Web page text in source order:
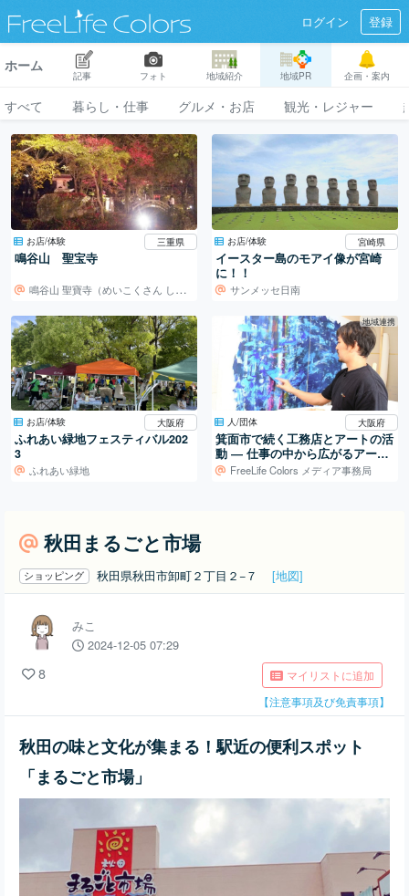
ログイン 登録
ホーム
記事 フォト 地域紹介 地域PR 企画・案内
すべて 暮らし・仕事 グルメ・お店 観光・レジャー
お店/体験 三重県
鳴谷山 聖宝寺
鳴谷山 聖寶寺（めいこくさん しょうぼうじ）
お店/体験 宮崎県
イースター島のモアイ像が宮崎
に！！
サンメッセ日南
お店/体験 大阪府
ふれあい緑地フェスティバル202
3
ふれあい緑地
地域連携
人/団体 大阪府
箕面市で続く工務店とアートの活
動 ― 仕事の中から広がるアート
制作FreeLife Colors メディア事務局
秋田まるごと市場
ショッピング 秋田県秋田市卸町２丁目２−７ [地図]
みこ
2024-12-05 07:29
8
マイリストに追加
【注意事項及び免責事項】
秋田の味と文化が集まる！駅近の便利スポット
「まるごと市場」